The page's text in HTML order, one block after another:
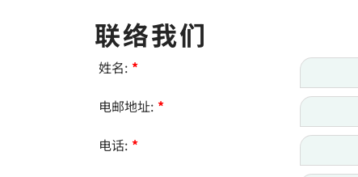
联络我们
姓名: *
电邮地址: *
电话: *